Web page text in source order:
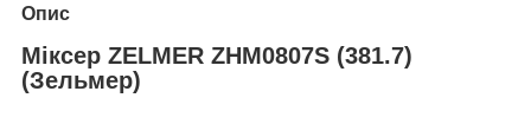
Опис
Міксер ZELMER ZHM0807S (381.7)
(Зельмер)